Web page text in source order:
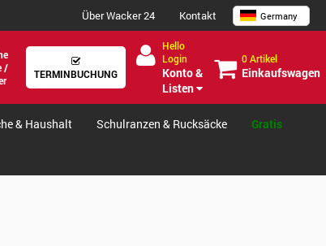
Über Wacker 24 Kontakt Germany
/
TERMINBUCHUNG
Hello
Login
Konto &
Listen
0 Artikel
Einkaufswagen
& Haushalt Schulranzen & Rucksäcke Gratis